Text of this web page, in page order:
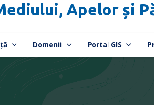
Apelor și
Domenii Portal GIS